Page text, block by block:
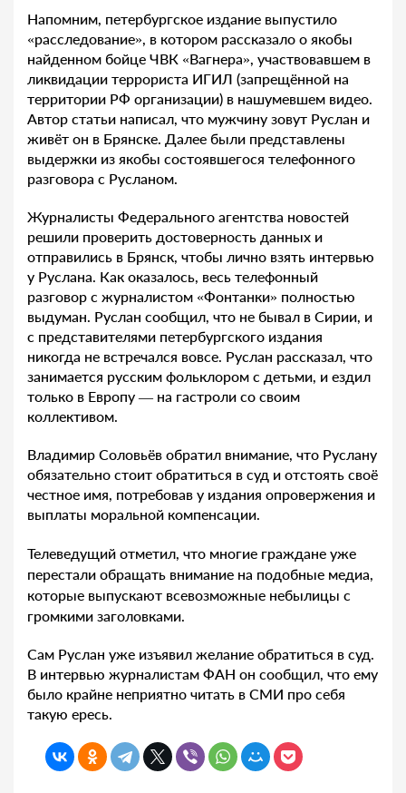
Напомним, петербургское издание выпустило
«расследование», в котором рассказало о якобы
найденном бойце ЧВК «Вагнера», участвовавшем в
ликвидации террориста ИГИЛ (запрещённой на
территории РФ организации) в нашумевшем видео.
Автор статьи написал, что мужчину зовут Руслан и
живёт он в Брянске. Далее были представлены
выдержки из якобы состоявшегося телефонного
разговора с Русланом.
Журналисты Федерального агентства новостей
решили проверить достоверность данных и
отправились в Брянск, чтобы лично взять интервью
у Руслана. Как оказалось, весь телефонный
разговор с журналистом «Фонтанки» полностью
выдуман. Руслан сообщил, что не бывал в Сирии, и
с представителями петербургского издания
никогда не встречался вовсе. Руслан рассказал, что
занимается русским фольклором с детьми, и ездил
только в Европу — на гастроли со своим
коллективом.
Владимир Соловьёв обратил внимание, что Руслану
обязательно стоит обратиться в суд и отстоять своё
честное имя, потребовав у издания опровержения и
выплаты моральной компенсации.
Телеведущий отметил, что многие граждане уже
перестали обращать внимание на подобные медиа,
которые выпускают всевозможные небылицы с
громкими заголовками.
Сам Руслан уже изъявил желание обратиться в суд.
В интервью журналистам ФАН он сообщил, что ему
было крайне неприятно читать в СМИ про себя
такую ересь.